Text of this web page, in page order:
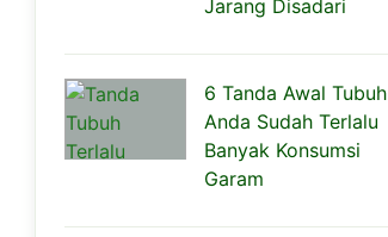
Jarang Disadari
6 Tanda Awal Tubuh
Anda Sudah Terlalu
Banyak Konsumsi
Garam